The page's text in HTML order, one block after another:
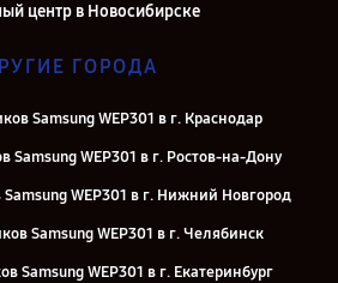
центр в Новосибирске
ГОРОДА
Samsung WEP301 в г. Краснодар
Samsung WEP301 в г. Ростов-на-Дону
WEP301 в г. Нижний Новгород
Samsung WEP301 в г. Челябинск
Samsung WEP301 в г. Екатеринбург